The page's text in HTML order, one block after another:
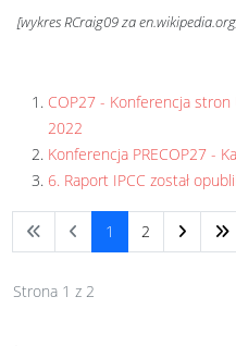
[wykres RCraig09 za
COP27 - Konferencja
2022
Konferencja PRECOP27 -
6. Raport IPCC został
1 2
Strona 1 z 2